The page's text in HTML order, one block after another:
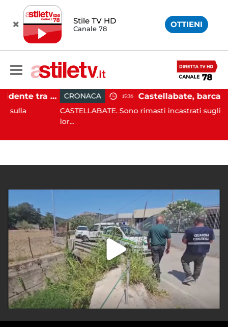
Stile TV HD
Canale 78 OTTIENI
Pontecagnano, incidente tra due auto: 4 feriti CRONACA 15:36
CASTELLABATE. Sono rimasti incastrati sugli scogli